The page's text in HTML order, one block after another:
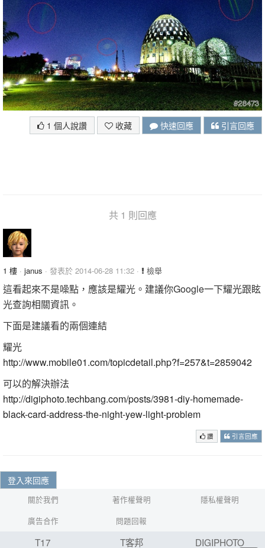
1 個人說讚 收藏 快速回應 引言回應
共 1 則回應
1 樓 · janus · 發表於 2014-06-28 11:32 · 檢舉
這看起來不是噪點，應該是耀光。建議你Google一下耀光跟眩
光查詢相關資訊。
下面是建議看的兩個連結
耀光
http://www.mobile01.com/topicdetail.php?f=257&t=2859042
可以的解決辦法
http://digiphoto.techbang.com/posts/3981-diy-homemade-
black-card-address-the-night-yew-light-problem
讚 引言回應
登入來回應
關於我們 著作權聲明
隱私權聲明
廣告合作
問題回報
T17 T客邦 DIGIPHOTO